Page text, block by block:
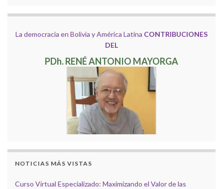
La democracia en Bolivia y América Latina CONTRIBUCIONES
DEL
PDh. RENÉ ANTONIO MAYORGA
NOTICIAS MÁS VISTAS
Curso Virtual Especializado: Maximizando el Valor de las